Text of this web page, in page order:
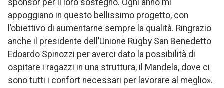
sponsor per il loro sostegno. Ogni anno mi
appoggiano in questo bellissimo progetto, con
l’obiettivo di aumentarne sempre la qualità. Ringrazio
anche il presidente dell’Unione Rugby San Benedetto
Edoardo Spinozzi per averci dato la possibilità di
ospitare i ragazzi in una struttura, il Mandela, dove ci
sono tutti i confort necessari per lavorare al meglio».